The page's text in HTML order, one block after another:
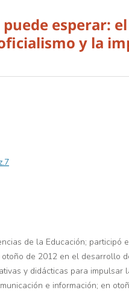
esperar:
y la
de la Educación; participó
de 2012 en el desarrollo
y didácticas para impulsar
e información; en